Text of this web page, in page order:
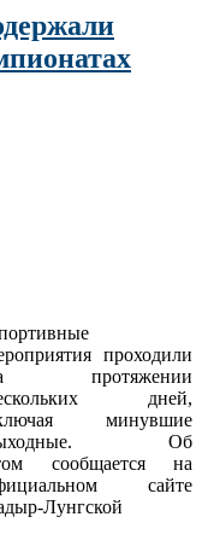
проходили
протяжении
дней,
минувшие
Об
сообщается на
сайте
Лунгской